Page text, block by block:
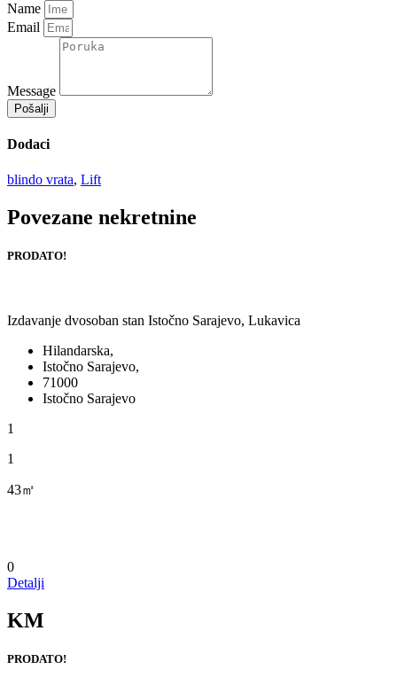
Name
Email
Message
Pošalji
Dodaci
blindo vrata, Lift
Povezane nekretnine
PRODATO!
Izdavanje dvosoban stan Istočno Sarajevo, Lukavica
Hilandarska,
Istočno Sarajevo,
71000
Istočno Sarajevo
1
1
43㎡
0
Detalji
KM
PRODATO!